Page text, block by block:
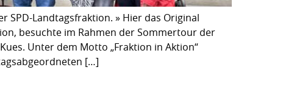
SPD-Landtagsfraktion. » Hier das Original
besuchte im Rahmen der Sommertour der
Unter dem Motto „Fraktion in Aktion“
[…]